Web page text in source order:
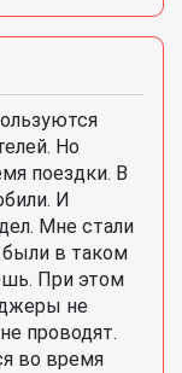
Но
поездки. В
И
Мне стали
были в таком
При этом
не
проводят.
во время